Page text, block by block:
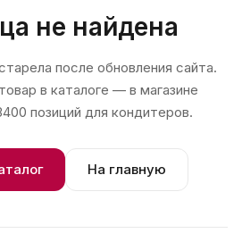
не найдена
после обновления сайта.
в каталоге — в магазине
позиций для кондитеров.
На главную